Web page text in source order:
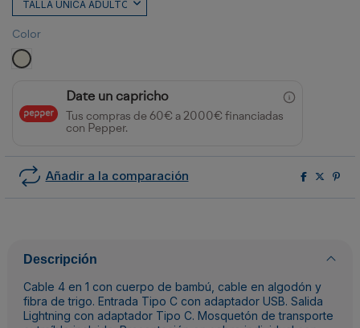
Color
CRUDO
Date un capricho
Tus compras de 60€ a 2000€ financiadas
con Pepper.
Añadir a la comparación
Descripción
Cable 4 en 1 con cuerpo de bambú, cable en algodón y
fibra de trigo. Entrada Tipo C con adaptador USB. Salida
Lightning con adaptador Tipo C. Mosquetón de transporte